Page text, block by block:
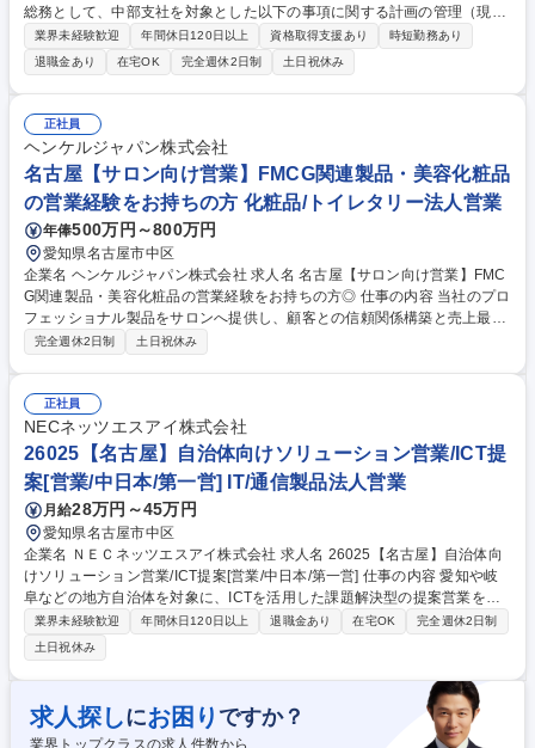
総務として、中部支社を対象とした以下の事項に関する計画の管理（現状
の検証、企画、立案、取り組みの推進）を一貫してお任せします。ご経験
や適性に応じて幅広くお任せしていく予定です。 ◆予算管理・経理業務
（※全社の財務経理部は本社にあるため、中部支社に限定）：予算管理、
予算実績報告書、売上管理、会議資料作成、統計資料作成、各種書類作成
（会議資料・議事録など）、データ入力、経費精算関連業務、預金管理、
振込業務 ◆総務業務：固定資産管理、勤怠管理、社内イベントの企画・運
営、社内会議運営、備品管理（社用PC・名刺等）、電話・来客対応、マ
ニュアル資料作成 募集職種 D-9【名古屋/総務・予算管理】年休126日/残
業少なめ/富士電機G/福利厚生充実
業界未経験歓迎 年間休日120日以上 資格取得支援あり
時短勤務あり
退職金あり
在宅OK 完全週休2日制 土日祝休み
正社員
ヘンケルジャパン株式会社
名古屋【サロン向け営業】FMCG関連製品・美容化粧品
の営業経験をお持ちの方 化粧品/トイレタリー法人営業
年俸500万円～800万円
愛知県名古屋市中区
企業名 ヘンケルジャパン株式会社 求人名 名古屋【サロン向け営業】FMC
G関連製品・美容化粧品の営業経験をお持ちの方◎ 仕事の内容 当社のプロ
フェッショナル製品をサロンへ提供し、顧客との信頼関係構築と売上最大
化を担う営業ポジションです。シュワルツコフ、資生堂プロフェッショナ
支援を通じ、製品理解を促進します【代理店深耕】■代理店を定期訪問
し、販売戦略共有や施策実行により売上向上を図ります【商談・活動量】
■1日平均3件の商談を行い、幅広い規模の顧客に対応します 【他部署連
携】■マーケ・リテール・技術部門と連携し、販促や教育、戦略提案を実
施します 募集職種 名古屋【サロン向け営業】FMCG関連製品・美容化粧
品の営業経験をお持ちの方◎
完全週休2日制 土日祝休み
正社員
NECネッツエスアイ株式会社
26025【名古屋】自治体向けソリューション営業/ICT提
案[営業/中日本/第一営] IT/通信製品法人営業
月給28万円～45万円
愛知県名古屋市中区
企業名 ＮＥＣネッツエスアイ株式会社 求人名 26025【名古屋】自治体向
けソリューション営業/ICT提案[営業/中日本/第一営] 仕事の内容 愛知や岐
阜などの地方自治体を対象に、ICTを活用した課題解決型の提案営業を担
当します。ガバメントクラウド対応やセキュリティ強化、窓口DXなど、
幅広いニーズに対し最適なソリューションを提供します。 【具体的には】
■業務課題のヒアリングと分析 ■ICTソリューションの企画・提案 ■技術部
門と連携したプロジェクト推進 ■提案・導入から運用支援までの一連の営
業活動 ■地域特性を踏まえた戦略立案 【主な顧客】地方自治体(市区町
村・都道府県) 【仕事の魅力】情報通信と通信建設の強みを活かし、ICTと
業界未経験歓迎 年間休日120日以上 退職金あり 在宅OK
完全週休2日制
土日祝休み
求人探しにお困り ですか？
業界トップクラスの求人件数から